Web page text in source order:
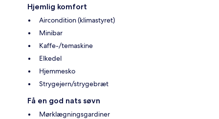
Hjemlig komfort
Aircondition (klimastyret)
Minibar
Kaffe-/temaskine
Elkedel
Hjemmesko
Strygejern/strygebræt
Få en god nats søvn
Mørklægningsgardiner